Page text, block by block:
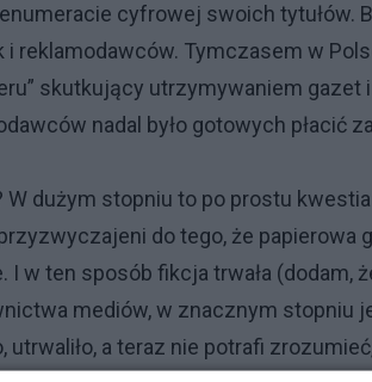
cyfrowej swoich tytułów.
reklamodawców. Tymczasem w
skutkujący utrzymywaniem
nadal było gotowych płacić
dużym stopniu to po prostu
do tego, że papierowa
w ten sposób fikcja trwała (dodam,
mediów, w znacznym stopniu
utrwaliło, a teraz nie potrafi